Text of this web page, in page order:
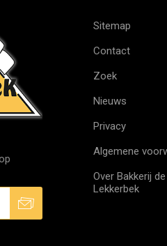
Sitemap
Contact
Zoek
Nieuws
Privacy
Algemene
Over Bakkerij de
Lekkerbek